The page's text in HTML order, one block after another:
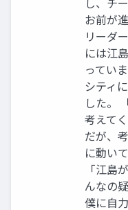
お前が
リーダ
には江
ってい
シティ
した。
考えて
だが、
に動い
「江島
んなの
僕に⾃